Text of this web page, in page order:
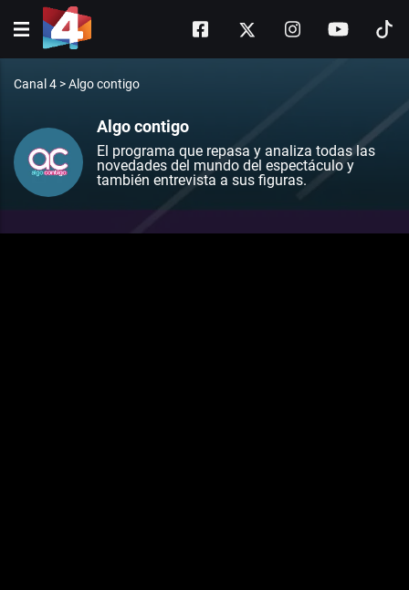
Canal 4 >Algo contigo
Algo contigo
El programa que repasa y analiza todas las
novedades del mundo del espectáculo y
también entrevista a sus figuras.